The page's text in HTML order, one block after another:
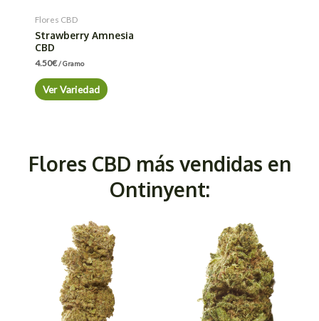
Flores CBD
Strawberry Amnesia
CBD
4.50€/ Gramo
Ver Variedad
Flores CBD más vendidas en
Ontinyent: